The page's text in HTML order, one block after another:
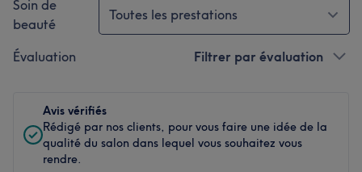
Soin de
beauté
Toutes les prestations
Évaluation Filtrer par évaluation
Avis vérifiés
Rédigé par nos clients, pour vous faire une idée de la
qualité du salon dans lequel vous souhaitez vous
rendre.